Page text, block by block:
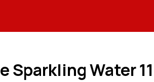
Sparkling Water